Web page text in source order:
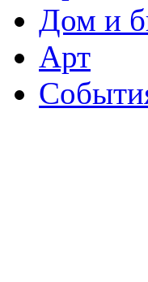
Дом и
Арт